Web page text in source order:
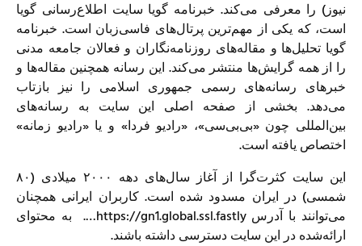
نیوز) را معرفی می‌کند. خبرنامه گویا سایت اطلاع‌رسانی گویا
است، که یکی از مهم‌ترین پرتال‌های فاسی‌زبان است. خبرنامه
گویا تحلیل‌ها و مقاله‌های روزنامه‌نگاران و فعالان جامعه مدنی
را از همه گرایش‌ها منتشر می‌کند. این رسانه همچنین مقاله‌ها و
خبرهای رسانه‌های رسمی جمهوری اسلامی را نیز بازتاب
می‌دهد. بخشی از صفحه اصلی این سایت به رسانه‌های
بین‌المللی چون «بی‌بی‌سی»، «رادیو فردا» و یا «رادیو زمانه»
اختصاص یافته است.
این سایت کثرت‌گرا از آغاز سال‌های دهه ٢٠٠٠ میلادی (۸۰
شمسی) در ایران مسدود شده است. کاربران ایرانی همچنان
می‌توانند با آدرس https://gn1.global.ssl.fastly…. به محتوای
ارائه‌شده در این سایت دسترسی داشته باشند.